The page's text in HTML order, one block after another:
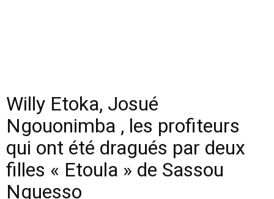
Willy Etoka, Josué
Ngouonimba , les profiteurs
qui ont été dragués par deux
filles « Etoula » de Sassou
Nguesso